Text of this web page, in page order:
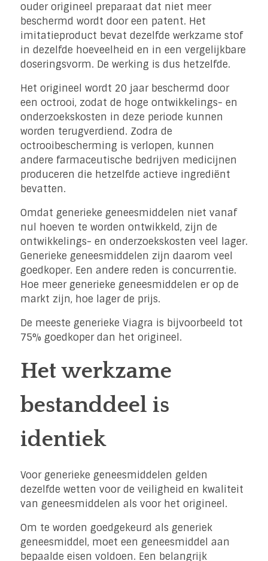
ouder origineel preparaat dat niet meer
beschermd wordt door een patent. Het
imitatieproduct bevat dezelfde werkzame stof
in dezelfde hoeveelheid en in een vergelijkbare
doseringsvorm. De werking is dus hetzelfde.
Het origineel wordt 20 jaar beschermd door
een octrooi, zodat de hoge ontwikkelings- en
onderzoekskosten in deze periode kunnen
worden terugverdiend. Zodra de
octrooibescherming is verlopen, kunnen
andere farmaceutische bedrijven medicijnen
produceren die hetzelfde actieve ingrediënt
bevatten.
Omdat generieke geneesmiddelen niet vanaf
nul hoeven te worden ontwikkeld, zijn de
ontwikkelings- en onderzoekskosten veel lager.
Generieke geneesmiddelen zijn daarom veel
goedkoper. Een andere reden is concurrentie.
Hoe meer generieke geneesmiddelen er op de
markt zijn, hoe lager de prijs.
De meeste generieke Viagra is bijvoorbeeld tot
75% goedkoper dan het origineel.
Het werkzame
bestanddeel is
identiek
Voor generieke geneesmiddelen gelden
dezelfde wetten voor de veiligheid en kwaliteit
van geneesmiddelen als voor het origineel.
Om te worden goedgekeurd als generiek
geneesmiddel, moet een geneesmiddel aan
bepaalde eisen voldoen. Een belangrijk